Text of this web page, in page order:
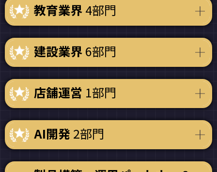
教育業界4部門
建設業界6部門
店舗運営 1部門
AI開発2部門